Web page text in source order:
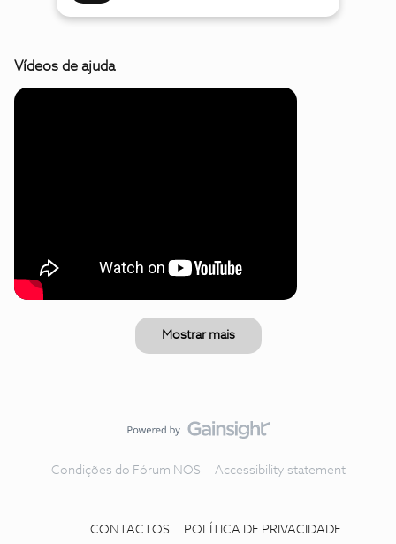
Vídeos de ajuda
Mostrar mais
Condições do Fórum NOS Accessibility statement
CONTACTOS POLÍTICA DE PRIVACIDADE